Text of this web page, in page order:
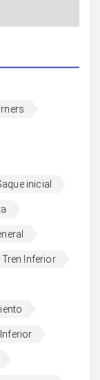
inicial
Tren Inferior